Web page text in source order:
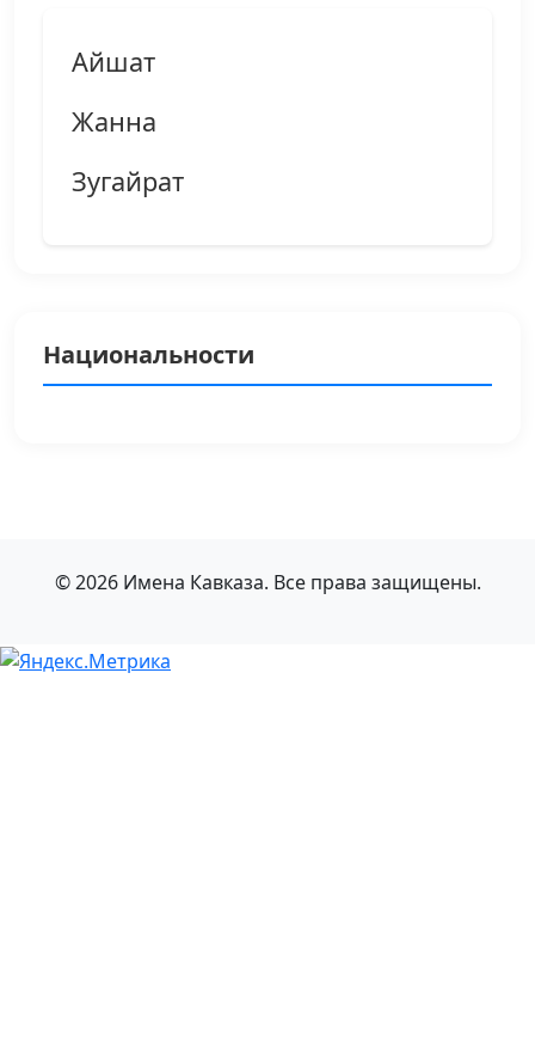
Айшат
Жанна
Зугайрат
Национальности
© 2026 Имена Кавказа. Все права защищены.